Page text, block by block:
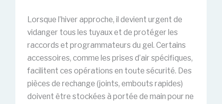
Lorsque l’hiver approche, il devient urgent de
vidanger tous les tuyaux et de protéger les
raccords et programmateurs du gel. Certains
accessoires, comme les prises d’air spécifiques,
facilitent ces opérations en toute sécurité. Des
pièces de rechange (joints, embouts rapides)
doivent être stockées à portée de main pour ne